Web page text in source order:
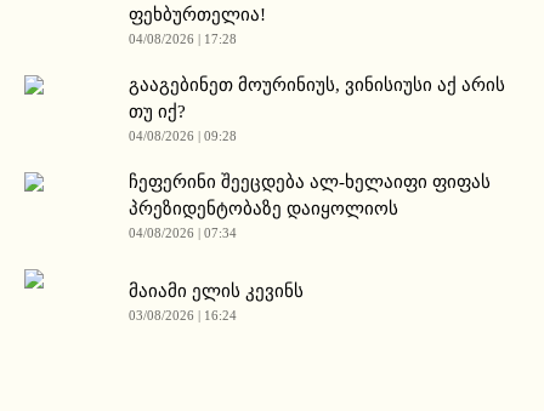
ფეხბურთელია!
04/08/2026 | 17:28
გააგებინეთ მოურინიუს, ვინისიუსი აქ არის
თუ იქ?
04/08/2026 | 09:28
ჩეფერინი შეეცდება ალ-ხელაიფი ფიფას
პრეზიდენტობაზე დაიყოლიოს
04/08/2026 | 07:34
მაიამი ელის კევინს
03/08/2026 | 16:24